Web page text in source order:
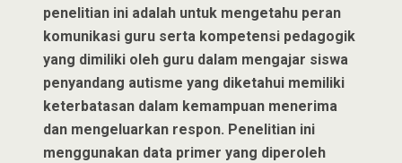
penelitian ini adalah untuk mengetahu peran
komunikasi guru serta kompetensi pedagogik
yang dimiliki oleh guru dalam mengajar siswa
penyandang autisme yang diketahui memiliki
keterbatasan dalam kemampuan menerima
dan mengeluarkan respon. Penelitian ini
menggunakan data primer yang diperoleh